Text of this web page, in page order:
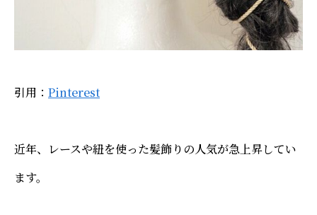
引用： Pinterest
近年、レースや紐を使った髪飾りの人気が急上昇してい
ます。